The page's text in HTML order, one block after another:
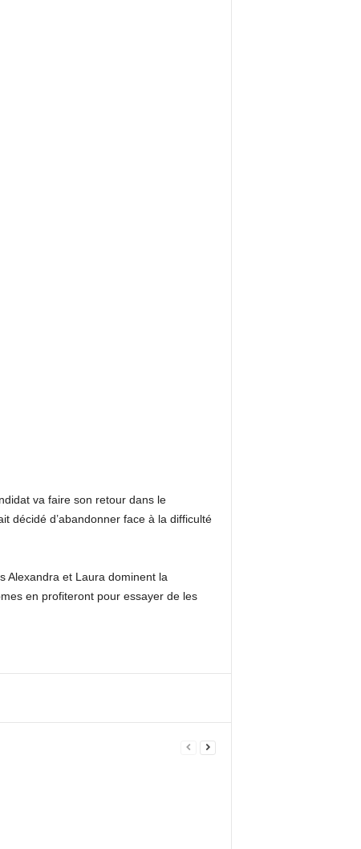
va faire son retour dans le
décidé d’abandonner face à la difficulté
Alexandra et Laura dominent la
en profiteront pour essayer de les